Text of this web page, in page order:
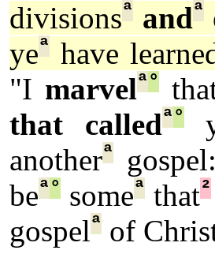
divisionsª andª
yeª have
"I marvelª°
that calledª°
anotherª
beª° someªthat²
gospelª of